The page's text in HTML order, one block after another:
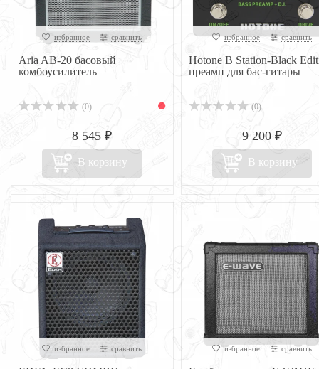
избранное сравнить
Aria AB-20 басовый
комбоусилитель
(0)
8 545 ₽
В корзину
избранное сравнить
Hotone B Station-Black
преамп для бас-гитары
(0)
9 200 ₽
В корзину
избранное сравнить избранное сравнить